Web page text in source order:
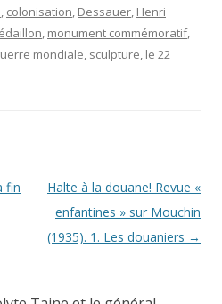
, colonisation, Dessauer, Henri
, monument commémoratif,
mondiale, sculpture, le 22
fin
Halte à la douane! Revue «
enfantines » sur Mouchin
(1935). 1. Les douaniers →